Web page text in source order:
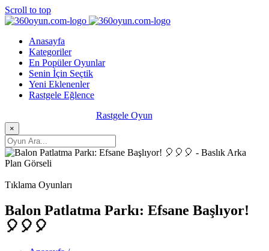
Scroll to top
Anasayfa
Kategoriler
En Popüler Oyunlar
Senin İçin Seçtik
Yeni Eklenenler
Rastgele Eğlence
Rastgele Oyun
×
Tıklama Oyunları
Balon Patlatma Parkı: Efsane Başlıyor!
🎈🎈🎈